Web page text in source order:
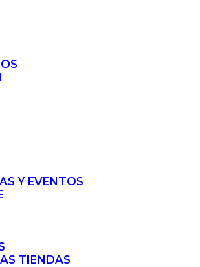
Y EVENTOS
TIENDAS